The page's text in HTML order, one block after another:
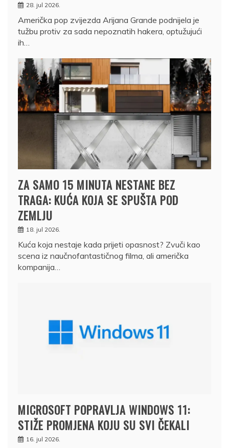
28. jul 2026.
Američka pop zvijezda Arijana Grande podnijela je
tužbu protiv za sada nepoznatih hakera, optužujući
ih…
ZA SAMO 15 MINUTA NESTANE BEZ
TRAGA: KUĆA KOJA SE SPUŠTA POD
ZEMLJU
18. jul 2026.
Kuća koja nestaje kada prijeti opasnost? Zvuči kao
scena iz naučnofantastičnog filma, ali američka
kompanija…
MICROSOFT POPRAVLJA WINDOWS 11:
STIŽE PROMJENA KOJU SU SVI ČEKALI
16. jul 2026.